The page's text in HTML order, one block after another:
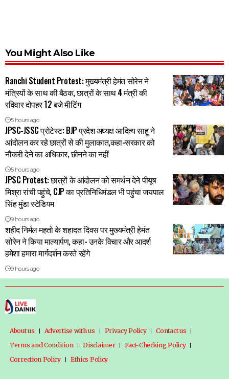
You Might Also Like
Ranchi Student Protest: मुख्यमंत्री हेमंत सोरेन ने
मंत्रियों के साथ की बैठक, छात्रों के साथ 4 मंत्री की
रविवार दोपहर 12 बजे मीटिंग
5 hours ago
JPSC-JSSC प्रोटेस्ट: BJP प्रदेश अघ्यक्ष आदित्य साहू ने
आंदोलन कर रहे छात्रों से की मुलाकात,कहा-सरकार को
नौकरी देने का अधिकार, छीनने का नहीं
5 hours ago
JPSC Protest: छात्रों के आंदोलन को समर्थन देने पीयूष
मिश्रा रांची पहुंचे, CJP का प्रतिनिधिमंडल भी पहुंचा जयपाल
सिंह मुंडा स्टेडियम
9 hours ago
शहीद निर्मल महतो के शहादत दिवस पर मुख्यमंत्री हेमंत
सोरेन ने किया माल्यार्पण, कहा- उनके विचार और आदर्श
हमेशा हमारा मार्गदर्शन करते रहेंगे
9 hours ago
About us Advertise with us Privacy Policy
Contact us
Terms and Condition
Disclaimer
Fact-Checking Policy
Correction Policy
Ethics Policy